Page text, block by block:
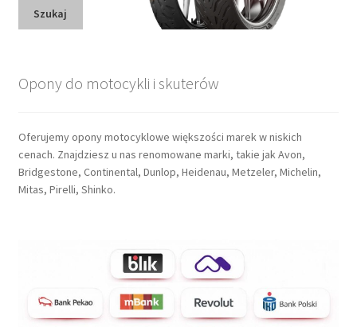
Szukaj
Opony do motocykli i skuterów
Oferujemy opony motocyklowe większości marek w niskich
cenach. Znajdziesz u nas renomowane marki, takie jak Avon,
Bridgestone, Continental, Dunlop, Heidenau, Metzeler, Michelin,
Mitas, Pirelli, Shinko.